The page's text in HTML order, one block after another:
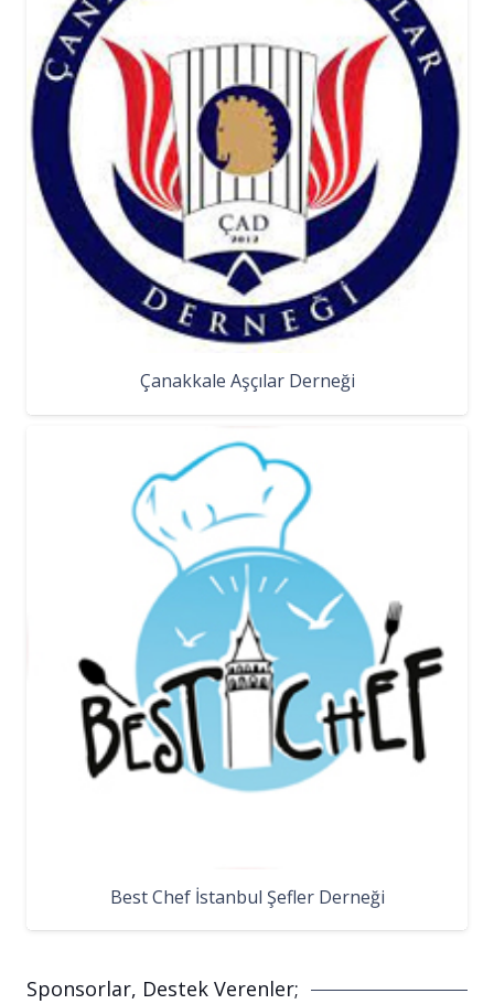
Çanakkale Aşçılar Derneği
Best Chef İstanbul Şefler Derneği
Sponsorlar, Destek Verenler;